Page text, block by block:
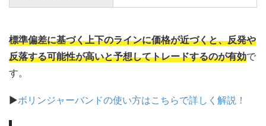
標準偏差に基づく上下のラインに価格が近づくと、反発や
反落する可能性が高いと予想してトレードするのが有効で
す。
▶ボリンジャーバンドの使い方はこちらで詳しく解説！